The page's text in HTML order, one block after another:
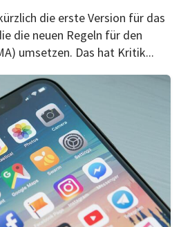
die erste Version für das
die neuen Regeln für den
umsetzen. Das hat Kritik...